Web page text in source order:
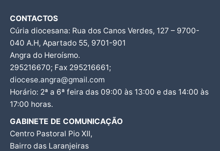
CONTACTOS
Cúria diocesana: Rua dos Canos Verdes, 127 – 9700-
040 A.H, Apartado 55, 9701-901
Angra do Heroísmo.
295216670; Fax 295216661;
diocese.angra@gmail.com
Horário: 2ª a 6ª feira das 09:00 às 13:00 e das 14:00 às
17:00 horas.
GABINETE DE COMUNICAÇÃO
Centro Pastoral Pio XII,
Bairro das Laranjeiras